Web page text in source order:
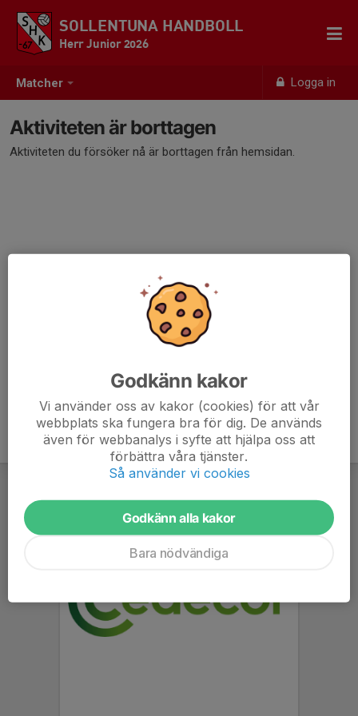
Matcher Logga in
SOLLENTUNA HANDBOLL
Herr Junior 2026
Aktiviteten är borttagen
Aktiviteten du försöker nå är borttagen från hemsidan.
Godkänn kakor
Vi använder oss av kakor (cookies) för att vår
webbplats ska fungera bra för dig. De används
även för webbanalys i syfte att hjälpa oss att
förbättra våra tjänster.
Så använder vi cookies
Godkänn alla kakor
Bara nödvändiga